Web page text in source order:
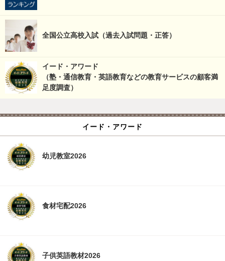
全国公立高校入試（過去入試問題・正答）
イード・アワード
（塾・通信教育・英語教育などの教育サービスの顧客満
足度調査）
イード・アワード
幼児教室2026
食材宅配2026
子供英語教材2026